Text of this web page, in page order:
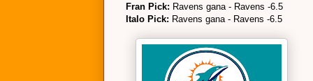
Fran Pick: Ravens gana - Ravens -6.5
Italo Pick: Ravens gana - Ravens -6.5